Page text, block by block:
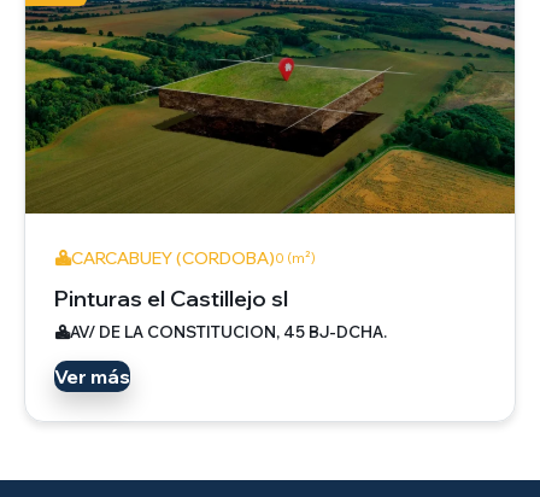
CARCABUEY (CORDOBA)0 (m²)
Pinturas el Castillejo sl
AV/ DE LA CONSTITUCION, 45 BJ-DCHA.
Ver más